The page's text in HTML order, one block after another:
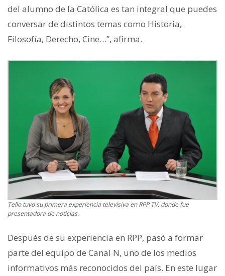
del alumno de la Católica es tan integral que puedes
conversar de distintos temas como Historia,
Filosofía, Derecho, Cine…”, afirma.
Tello tuvo su primera experiencia televisiva en RPP TV, donde fue
presentadora de noticias.
Después de su experiencia en RPP, pasó a formar
parte del equipo de Canal N, uno de los medios
informativos más reconocidos del país. En este lugar